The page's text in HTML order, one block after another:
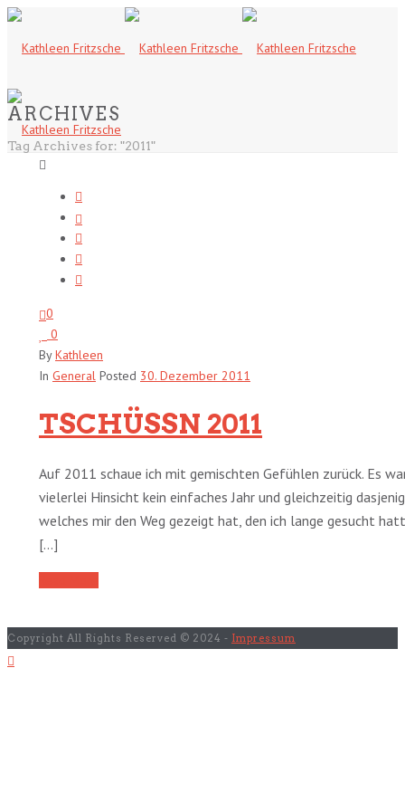
ARCHIVES
Tag Archives for: "2011"
0
0
ByKathleen
In General Posted 30. Dezember 2011
TSCHÜSSN 2011
Auf 2011 schaue ich mit gemischten Gefühlen zurück. Es
vielerlei Hinsicht kein einfaches Jahr und gleichzeitig
welches mir den Weg gezeigt hat, den ich lange gesucht
[...]
Copyright All Rights Reserved © 2024 - Impressum